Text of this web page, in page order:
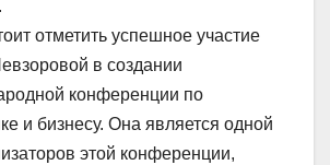
отметить успешное участие
в создании
конференции по
и бизнесу. Она является одной
этой конференции,